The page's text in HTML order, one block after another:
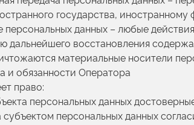
государства,
персональных данных – любые
дальнейшего восстановления
материальные носители
и обязанности Оператора
право:
персональных данных
субъектом персональных данных